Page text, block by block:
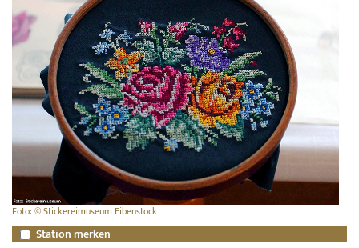
Foto: © Stickereimuseum Eibenstock
Station merken